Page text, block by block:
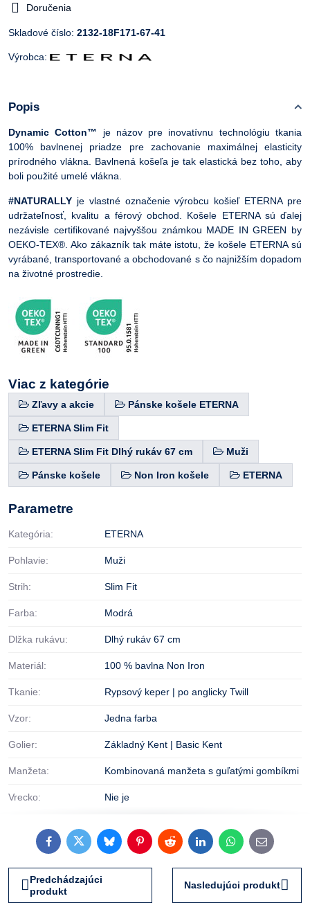
Doručenia
Skladové číslo: 2132-18F171-67-41
Výrobca:
Popis
Dynamic Cotton™ je názov pre inovatívnu technológiu tkania
100% bavlnenej priadze pre zachovanie maximálnej elasticity
prírodného vlákna. Bavlnená košeľa je tak elastická bez toho, aby
boli použité umelé vlákna.
#NATURALLY je vlastné označenie výrobcu košieľ ETERNA pre
udržateľnosť, kvalitu a férový obchod. Košele ETERNA sú ďalej
nezávisle certifikované najvyššou známkou MADE IN GREEN by
OEKO-TEX®. Ako zákazník tak máte istotu, že košele ETERNA sú
vyrábané, transportované a obchodované s čo najnižším dopadom
na životné prostredie.
Viac z kategórie
Zľavy a akcie Pánske košele ETERNA
ETERNA Slim Fit
ETERNA Slim Fit Dlhý rukáv 67 cm Muži
Pánske košele Non Iron košele ETERNA
Parametre
Kategória: ETERNA
Pohlavie: Muži
Strih: Slim Fit
Farba: Modrá
Dlžka rukávu: Dlhý rukáv 67 cm
Materiál: 100 % bavlna Non Iron
Tkanie: Rypsový keper | po anglicky Twill
Vzor: Jedna farba
Golier: Základný Kent | Basic Kent
Manžeta: Kombinovaná manžeta s guľatými gombíkmi
Vrecko: Nie je
FacebookTwitterBlueskyPinterestRedditLinkedInWhatsApp
E-
mail
Predchádzajúci
produkt
Nasledujúci produkt